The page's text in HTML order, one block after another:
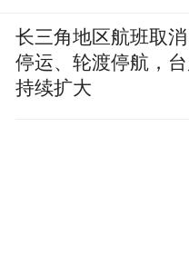
长三角地区航班取
停运、轮渡停航，
持续扩大